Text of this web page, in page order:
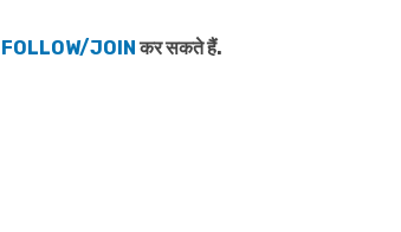
FOLLOW/JOIN कर सकते हैं.